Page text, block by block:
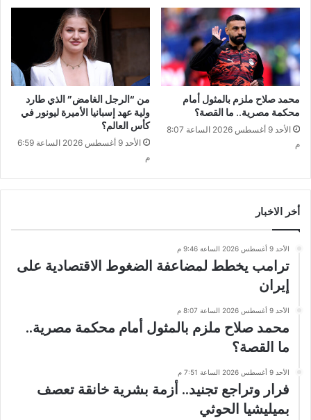
محمد صلاح ملزم بالمثول أمام
محكمة مصرية.. ما القصة؟
الأحد 9 أغسطس 2026 الساعة 8:07
م
من “الرجل الغامض” الذي طارد
ولية عهد إسبانيا الأميرة ليونور في
كأس العالم؟
الأحد 9 أغسطس 2026 الساعة 6:59
م
أخر الاخبار
الأحد 9 أغسطس 2026 الساعة 9:46 م
ترامب يخطط لمضاعفة الضغوط الاقتصادية على
إيران
الأحد 9 أغسطس 2026 الساعة 8:07 م
محمد صلاح ملزم بالمثول أمام محكمة مصرية..
ما القصة؟
الأحد 9 أغسطس 2026 الساعة 7:51 م
فرار وتراجع تجنيد.. أزمة بشرية خانقة تعصف
بميليشيا الحوثي